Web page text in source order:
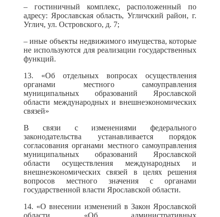
– гостиничный комплекс, расположенный по
адресу: Ярославская область, Угличский район, г.
Углич, ул. Островского, д. 7;
– иные объекты недвижимого имущества, которые
не используются для реализации государственных
функций.
13. «Об отдельных вопросах осуществления
органами местного самоуправления
муниципальных образований Ярославской
области международных и внешнеэкономических
связей»
В связи с изменениями федерального
законодательства устанавливается порядок
согласования органами местного самоуправления
муниципальных образований Ярославской
области осуществления международных и
внешнеэкономических связей в целях решения
вопросов местного значения с органами
государственной власти Ярославской области.
14. «О внесении изменений в Закон Ярославской
области «Об административных